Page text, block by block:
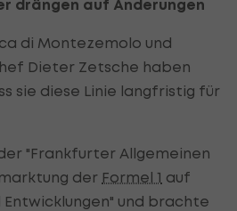
drängen auf Änderungen
di Montezemolo und
Dieter Zetsche haben
sie diese Linie langfristig für
"Frankfurter Allgemeinen
der Formel 1 auf
Entwicklungen" und brachte